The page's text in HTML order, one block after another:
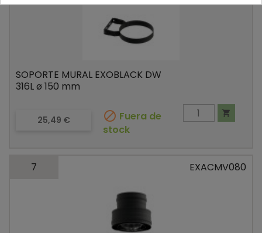
SOPORTE MURAL EXOBLACK DW
316L ø 150 mm
Precio
25,49 €  Fuera de
stock

7 EXACMV080